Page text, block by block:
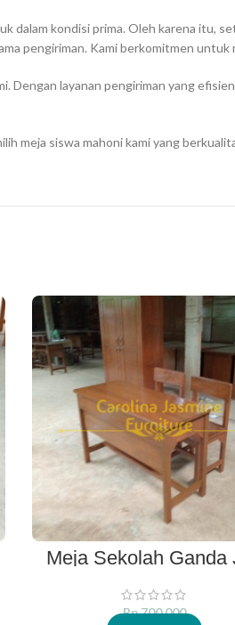
dalam kondisi prima. Oleh karena itu,
pengiriman. Kami berkomitmen untuk
Dengan layanan pengiriman yang
meja siswa mahoni kami yang
ADD TO CART
Meja Sekolah Ganda
Rp700.000